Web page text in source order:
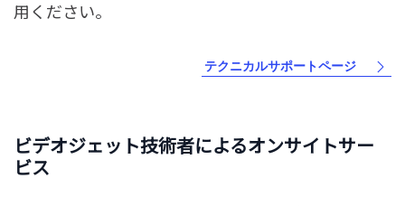
用ください。
テクニカルサポートページ
ビデオジェット技術者によるオンサイトサー
ビス